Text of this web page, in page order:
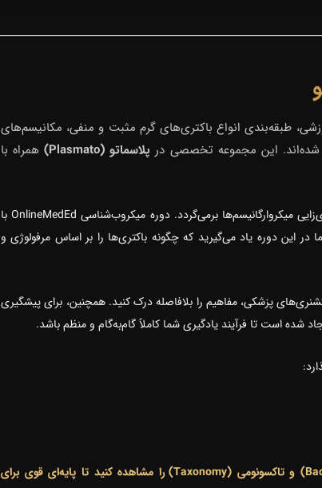
طبقه‌بندی انواع باکتری‌های گرم مثبت و منفی، مکانیسم‌های
پلاسماتو (Plasmato)
همراه با
بخش عمده‌ای از سوالات عفونی در آزمون‌های علوم پایه و پره‌اینترنی به شناخت دقیق ویژگی‌های ساختاری و فاکتورهای بیماری‌زایی میکروارگانیسم‌ها برمی‌گردد. دوره میکروب‌شناسی OnlineMedEd با
در این دوره یاد می‌گیرید که چگونه باکتری‌ها را بر اساس مرفولوژی و
پزشکی، مفاهیم را بلافاصله درک کنید. همچنین، برای پیشگیری
شده است تا فرآیند یادگیری شما کاملاً گام‌به‌گام و منظم باشد.
💡 پیشنهاد ویژه: قبل از ورود به بخش باکتری‌های گرم مثبت و منفی، حتماً ویدیوهای مبانی ساختار (Bacterial Structure) و تاکسونومی (Taxonomy) را مشاهده کنید تا پایه‌ای قوی برای